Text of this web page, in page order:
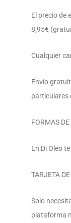
El precio de
8,95€
Cualquier
Envío
particulares
FORMAS DE
En Di Oleo
TARJETA
Solo
plataforma